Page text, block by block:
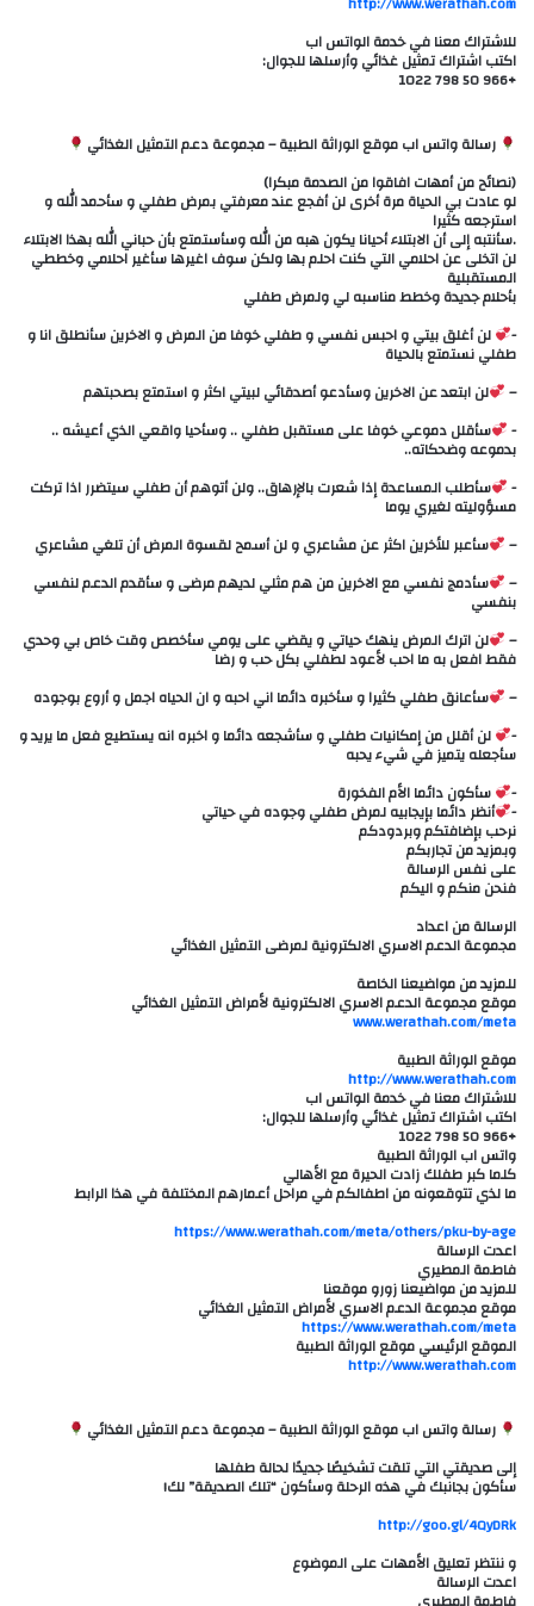
للاشتراك معنا في خدمة الواتس اب
اكتب اشتراك تمثيل غذائي وأرسلها للجوال:
+966 50 798 1022
رسالة واتس اب موقع الوراثة الطبية – مجموعة دعم التمثيل الغذائي
(نصائح من أمهات افاقوا من الصدمة مبكرا)
لو عادت بي الحياة مرة أخرى لن أفجع عند معرفتي بمرض طفلي و سأحمد الله و
استرجعه كثيرا
.سأنتبه إلى أن الابتلاء أحيانا يكون هبه من الله وسأستمتع بأن حباني الله بهذا الابتلاء
لن اتخلى عن احلامي التي كنت احلم بها ولكن سوف اغيرها سأغير احلامي وخططي
المستقبلية
بأحلام جديدة وخطط مناسبه لي ولمرض طفلي
‏-
‎لن أغلق بيتي و احبس نفسي و طفلي خوفا من المرض و الاخرين سأنطلق انا و
طفلي نستمتع بالحياة
–
لن ابتعد عن الاخرين وسأدعو أصدقائي لبيتي اكثر و استمتع بصحبتهم
‏- ‎
سأقلل دموعي خوفا على مستقبل طفلي .. وسأحيا واقعي الذي أعيشه ..
بدموعه وضحكاته..
‏- ‎‎
سأطلب المساعدة إذا شعرت بالإرهاق.. ولن أتوهم أن طفلي سيتضرر اذا تركت
مسؤوليته لغيري يوما
–
سأعبر للأخرين اكثر عن مشاعري و لن أسمح لقسوة المرض أن تلغي مشاعري
–
سأدمج نفسي مع الاخرين من هم مثلي لديهم مرضى و سأقدم الدعم لنفسي
بنفسي
–
لن اترك المرض ينهك حياتي و يقضي على يومي سأخصص وقت خاص بي وحدي
فقط افعل به ما احب لأعود لطفلي بكل حب و رضا
–
سأعانق طفلي كثيرا و سأخبره دائما اني احبه و ان الحياه اجمل و أروع بوجوده
-
لن أقلل من إمكانيات طفلي و سأشجعه دائما و اخبره انه يستطيع فعل ما يريد و
سأجعله يتميز في شيء يحبه
-
سأكون دائما الأم الفخورة
- أنظر دائما بإيجابيه لمرض طفلي وجوده في حياتي
نرحب بإضافتكم وبردودكم
وبمزيد من تجاربكم
على نفس الرسالة
فنحن منكم و اليكم
الرسالة من اعداد
مجموعة الدعم الاسري الالكترونية لمرضى التمثيل الغذائي
للمزيد من مواضيعنا الخاصة
موقع مجموعة الدعم الاسري الالكترونية لأمراض التمثيل الغذائي
www.werathah.com/meta
موقع الوراثة الطبية
http://www.werathah.com
للاشتراك معنا في خدمة الواتس اب
اكتب اشتراك تمثيل غذائي وأرسلها للجوال:
+966 50 798 1022
واتس اب الوراثة الطبية
كلما كبر طفلك زادت الحيرة مع الأهالي
ما لذي تتوقعونه من اطفالكم في مراحل أعمارهم المختلفة في هذا الرابط
https://www.werathah.com/meta/others/pku-by-age
اعدت الرسالة
فاطمة المطيري
للمزيد من مواضيعنا زورو موقعنا
موقع مجموعة الدعم الاسري لأمراض التمثيل الغذائي
https://www.werathah.com/meta
الموقع الرئيسي موقع الوراثة الطبية
http://www.werathah.com
رسالة واتس اب موقع الوراثة الطبية – مجموعة دعم التمثيل الغذائي
إلى صديقتي التي تلقت تشخيصًا جديدًا لحالة طفلها
سأكون بجانبك في هذه الرحلة وسأكون “تلك الصديقة” لك!
http://goo.gl/4QyDRk
و ننتظر تعليق الأمهات على الموضوع
اعدت الرسالة